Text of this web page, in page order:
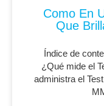
Como En
Que
Índice de
¿Qué mide el
administra el